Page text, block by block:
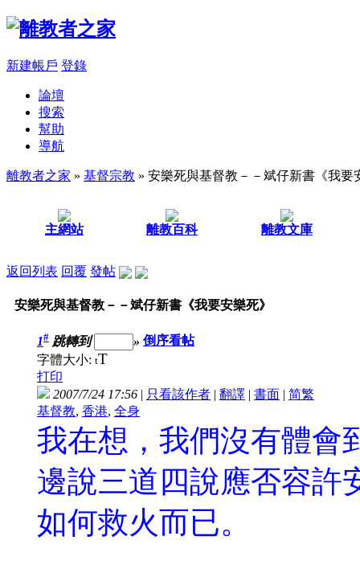
新建帳戶 登錄
論壇
搜索
幫助
導航
離教者之家 » 基督宗教 » 安樂死與基督教－－斌仔新書《我要
主網站 離教百科 離教文庫
返回列表 回覆 發帖
安樂死與基督教－－斌仔新書《我要安樂死》
1# 跳轉到 » 倒序看帖
字體大小: tT
打印
2007/7/24 17:56 | 只看該作者 | 翻譯 | 書面 | 简繁
基督教, 香港, 全身
我在想，我們沒有體會
邊說三道四說應否容許
如何救火而已。